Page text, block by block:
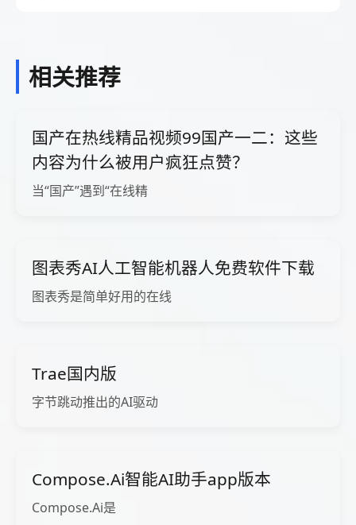
相关推荐
国产在热线精品视频99国产一二：这些
内容为什么被用户疯狂点赞？
当“国产”遇到“在线精
图表秀AI人工智能机器人免费软件下载
图表秀是简单好用的在线
Trae国内版
字节跳动推出的AI驱动
Compose.Ai智能AI助手app版本
Compose.Ai是